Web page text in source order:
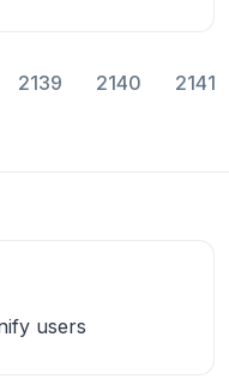
2139 2140 2141
users